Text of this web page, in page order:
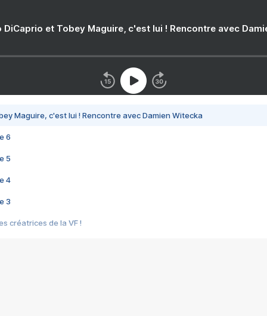
DiCaprio et Tobey Maguire, c'est lui ! Rencontre avec
Maguire, c'est lui ! Rencontre avec Damien Witecka
6
5
4
3
créatrices de la VF !